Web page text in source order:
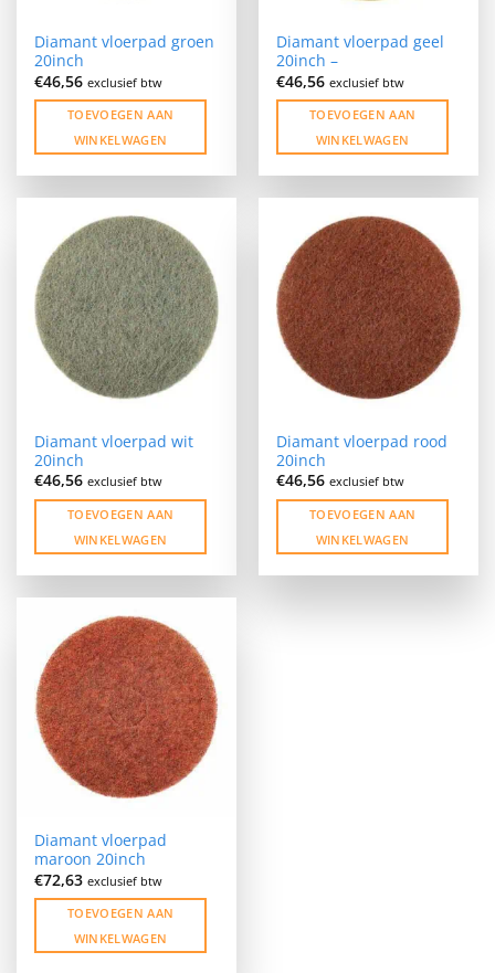
Diamant vloerpad groen
20inch
€46,56 exclusief btw
TOEVOEGEN AAN
WINKELWAGEN
Diamant vloerpad geel
20inch –
€46,56 exclusief btw
TOEVOEGEN AAN
WINKELWAGEN
Diamant vloerpad wit
20inch
€46,56 exclusief btw
TOEVOEGEN AAN
WINKELWAGEN
Diamant vloerpad rood
20inch
€46,56 exclusief btw
TOEVOEGEN AAN
WINKELWAGEN
Diamant vloerpad
maroon 20inch
€72,63 exclusief btw
TOEVOEGEN AAN
WINKELWAGEN